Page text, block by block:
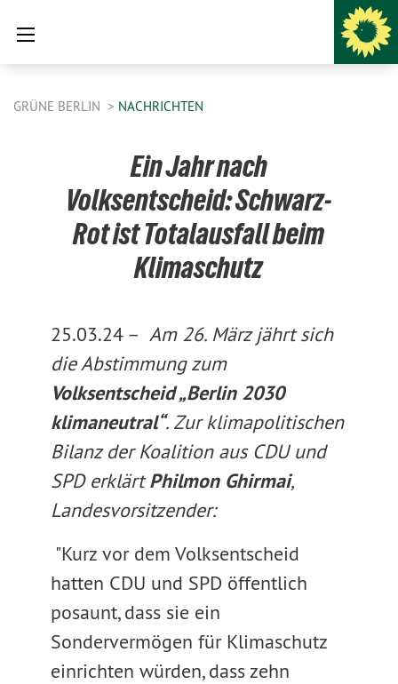
GRÜNE BERLIN NACHRICHTEN
Ein Jahr nach
Volksentscheid: Schwarz-
Rot ist Totalausfall beim
Klimaschutz
25.03.24 – Am 26. März jährt sich
die Abstimmung zum
Volksentscheid „Berlin 2030
klimaneutral“. Zur klimapolitischen
Bilanz der Koalition aus CDU und
SPD erklärtPhilmon Ghirmai,
Landesvorsitzender:
"Kurz vor dem Volksentscheid
hatten CDU und SPD öffentlich
posaunt, dass sie ein
Sondervermögen für Klimaschutz
einrichten würden, dass zehn